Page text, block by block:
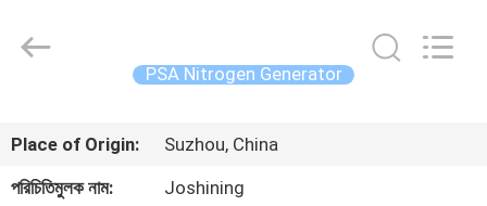
পণ্য
Technology
Co.,Ltd.
PSA Nitrogen Generator
Place of Origin:
Suzhou, China
পরিচিতিমুলক নাম:
Joshining